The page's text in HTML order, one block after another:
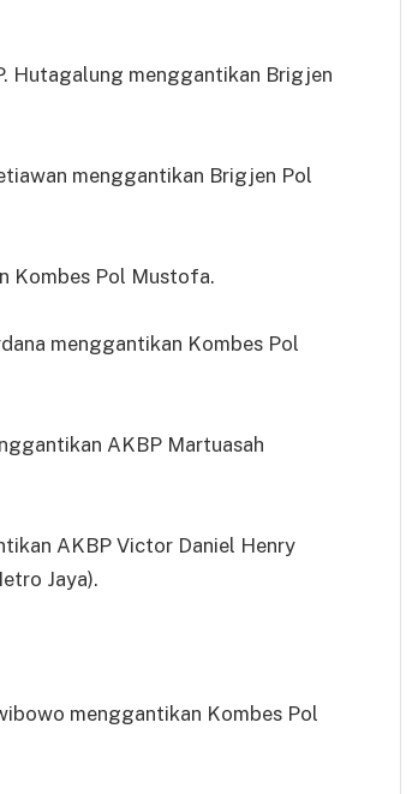
Hutagalung menggantikan Brigjen
menggantikan Brigjen Pol
Kombes Pol Mustofa.
menggantikan Kombes Pol
AKBP Martuasah
AKBP Victor Daniel Henry
Jaya).
menggantikan Kombes Pol